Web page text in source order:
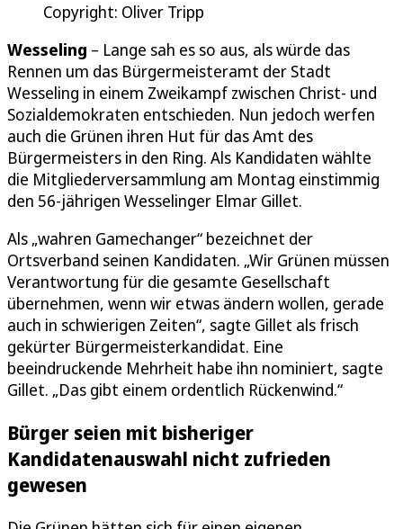
Copyright: Oliver Tripp
Wesseling – Lange sah es so aus, als würde das
Rennen um das Bürgermeisteramt der Stadt
Wesseling in einem Zweikampf zwischen Christ- und
Sozialdemokraten entschieden. Nun jedoch werfen
auch die Grünen ihren Hut für das Amt des
Bürgermeisters in den Ring. Als Kandidaten wählte
die Mitgliederversammlung am Montag einstimmig
den 56-jährigen Wesselinger Elmar Gillet.
Als „wahren Gamechanger“ bezeichnet der
Ortsverband seinen Kandidaten. „Wir Grünen müssen
Verantwortung für die gesamte Gesellschaft
übernehmen, wenn wir etwas ändern wollen, gerade
auch in schwierigen Zeiten“, sagte Gillet als frisch
gekürter Bürgermeisterkandidat. Eine
beeindruckende Mehrheit habe ihn nominiert, sagte
Gillet. „Das gibt einem ordentlich Rückenwind.“
Bürger seien mit bisheriger
Kandidatenauswahl nicht zufrieden
gewesen